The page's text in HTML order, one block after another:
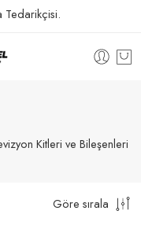
Tedarikçisi.
Kitleri ve Bileşenleri
Göre sırala